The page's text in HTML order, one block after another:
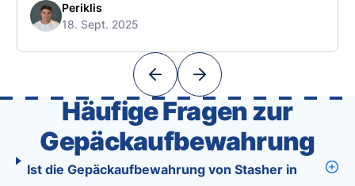
free. 🧭 What Makes the Tourist App Unique?
Unlike standard travel apps, Tourist combines
With Tourist, your trip planning becomes as
Periklis
18. Sept. 2025
Häufige Fragen zur
Gepäckaufbewahrung
Ist die Gepäckaufbewahrung von Stasher in